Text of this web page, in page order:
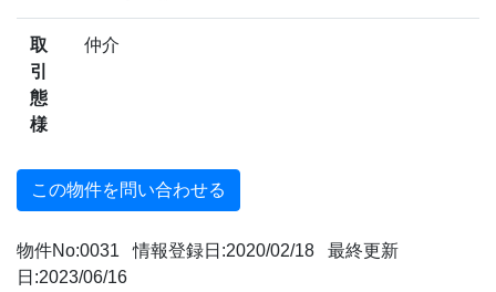
取
引
態
様
仲介
物件No:0031 情報登録日:2020/02/18 最終更新
日:2023/06/16